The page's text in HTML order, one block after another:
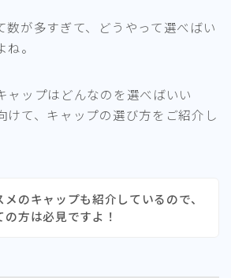
数が多すぎて、どうやって選べばい
。
ャップはどんなのを選べばいい
けて、キャップの選び方をご紹介し
メのキャップも紹介しているので、
の方は必見ですよ！